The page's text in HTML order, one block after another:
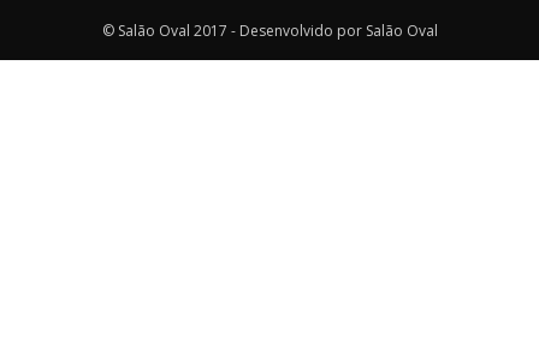
© Salão Oval 2017 - Desenvolvido por Salão Oval